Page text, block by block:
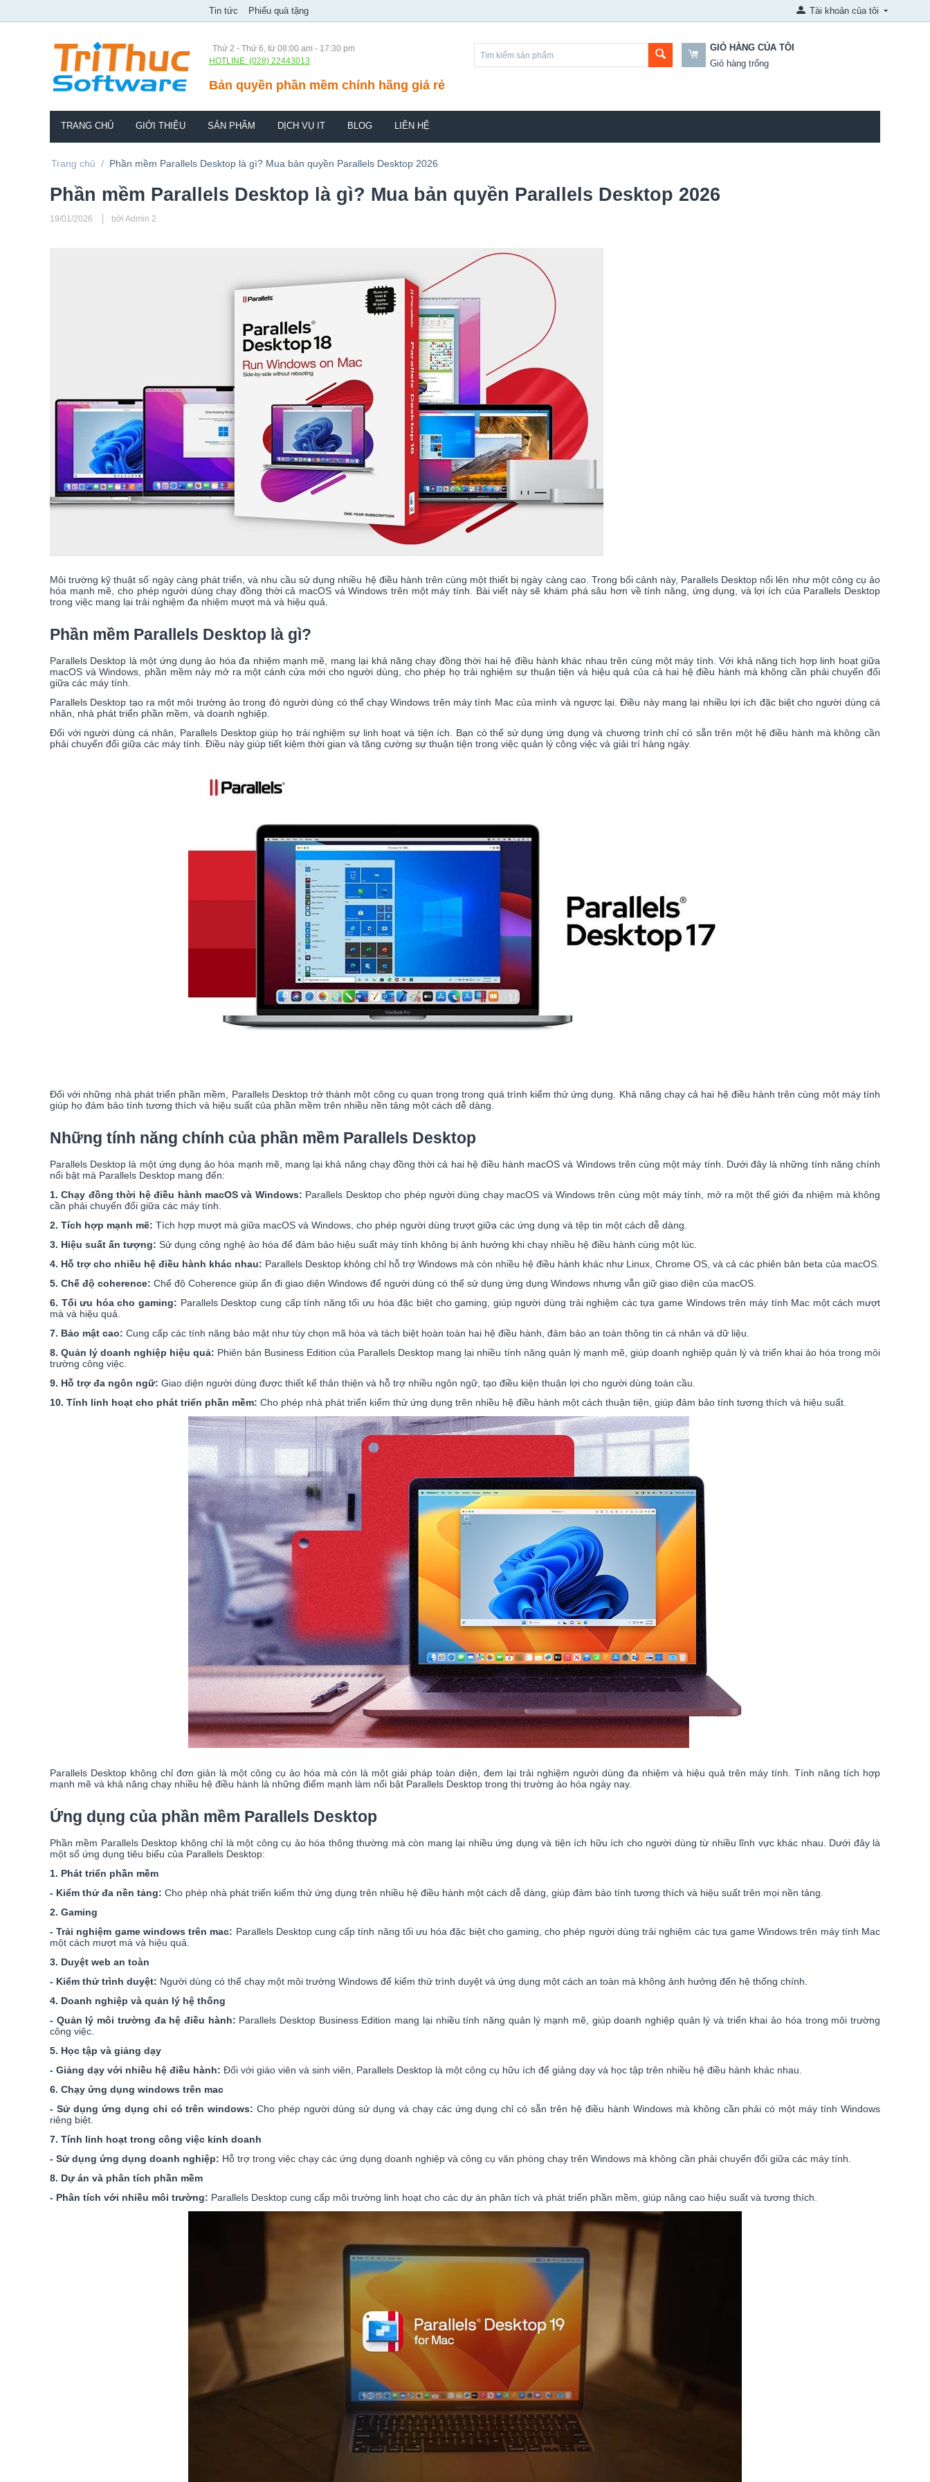
Tin tức Phiếu quà tặng Tài khoản của tôi
Thứ 2 - Thứ 6, từ 08:00 am - 17:30 pm
HOTLINE: (028) 22443013
Bản quyền phần mềm chính hãng giá rẻ
GIỎ HÀNG CỦA TÔI
Giỏ hàng trống
TRANG CHỦ GIỚI THIỆU SẢN PHẨM DỊCH VỤ IT BLOG LIÊN HỆ
Trang chủ / Phần mềm Parallels Desktop là gì? Mua bản quyền Parallels Desktop 2026
Phần mềm Parallels Desktop là gì? Mua bản quyền Parallels Desktop 2026
19/01/2026 bởi Admin 2
Môi trường kỹ thuật số ngày càng phát triển, và nhu cầu sử dụng nhiều hệ điều hành trên cùng một thiết bị ngày càng cao. Trong bối cảnh này, Parallels Desktop nổi lên như một công cụ ảo
hóa mạnh mẽ, cho phép người dùng chạy đồng thời cả macOS và Windows trên một máy tính. Bài viết này sẽ khám phá sâu hơn về tính năng, ứng dụng, và lợi ích của Parallels Desktop
trong việc mang lại trải nghiệm đa nhiệm mượt mà và hiệu quả.
Phần mềm Parallels Desktop là gì?
Parallels Desktop là một ứng dụng ảo hóa đa nhiệm mạnh mẽ, mang lại khả năng chạy đồng thời hai hệ điều hành khác nhau trên cùng một máy tính. Với khả năng tích hợp linh hoạt giữa
macOS và Windows, phần mềm này mở ra một cánh cửa mới cho người dùng, cho phép họ trải nghiệm sự thuận tiện và hiệu quả của cả hai hệ điều hành mà không cần phải chuyển đổi
giữa các máy tính.
Parallels Desktop tạo ra một môi trường ảo trong đó người dùng có thể chạy Windows trên máy tính Mac của mình và ngược lại. Điều này mang lại nhiều lợi ích đặc biệt cho người dùng cá
nhân, nhà phát triển phần mềm, và doanh nghiệp.
Đối với người dùng cá nhân, Parallels Desktop giúp họ trải nghiệm sự linh hoạt và tiện ích. Bạn có thể sử dụng ứng dụng và chương trình chỉ có sẵn trên một hệ điều hành mà không cần
phải chuyển đổi giữa các máy tính. Điều này giúp tiết kiệm thời gian và tăng cường sự thuận tiện trong việc quản lý công việc và giải trí hàng ngày.
Đối với những nhà phát triển phần mềm, Parallels Desktop trở thành một công cụ quan trọng trong quá trình kiểm thử ứng dụng. Khả năng chạy cả hai hệ điều hành trên cùng một máy tính
giúp họ đảm bảo tính tương thích và hiệu suất của phần mềm trên nhiều nền tảng một cách dễ dàng.
Những tính năng chính của phần mềm Parallels Desktop
Parallels Desktop là một ứng dụng ảo hóa mạnh mẽ, mang lại khả năng chạy đồng thời cả hai hệ điều hành macOS và Windows trên cùng một máy tính. Dưới đây là những tính năng chính
nổi bật mà Parallels Desktop mang đến:
1. Chạy đồng thời hệ điều hành macOS và Windows: Parallels Desktop cho phép người dùng chạy macOS và Windows trên cùng một máy tính, mở ra một thế giới đa nhiệm mà không
cần phải chuyển đổi giữa các máy tính.
2. Tích hợp mạnh mẽ: Tích hợp mượt mà giữa macOS và Windows, cho phép người dùng trượt giữa các ứng dụng và tệp tin một cách dễ dàng.
3. Hiệu suất ấn tượng: Sử dụng công nghệ ảo hóa để đảm bảo hiệu suất máy tính không bị ảnh hưởng khi chạy nhiều hệ điều hành cùng một lúc.
4. Hỗ trợ cho nhiều hệ điều hành khác nhau: Parallels Desktop không chỉ hỗ trợ Windows mà còn nhiều hệ điều hành khác như Linux, Chrome OS, và cả các phiên bản beta của macOS.
5. Chế độ coherence: Chế độ Coherence giúp ẩn đi giao diện Windows để người dùng có thể sử dụng ứng dụng Windows nhưng vẫn giữ giao diện của macOS.
6. Tối ưu hóa cho gaming: Parallels Desktop cung cấp tính năng tối ưu hóa đặc biệt cho gaming, giúp người dùng trải nghiệm các tựa game Windows trên máy tính Mac một cách mượt
mà và hiệu quả.
7. Bảo mật cao: Cung cấp các tính năng bảo mật như tùy chọn mã hóa và tách biệt hoàn toàn hai hệ điều hành, đảm bảo an toàn thông tin cá nhân và dữ liệu.
8. Quản lý doanh nghiệp hiệu quả: Phiên bản Business Edition của Parallels Desktop mang lại nhiều tính năng quản lý mạnh mẽ, giúp doanh nghiệp quản lý và triển khai ảo hóa trong môi
trường công việc.
9. Hỗ trợ đa ngôn ngữ: Giao diện người dùng được thiết kế thân thiện và hỗ trợ nhiều ngôn ngữ, tạo điều kiện thuận lợi cho người dùng toàn cầu.
10. Tính linh hoạt cho phát triển phần mềm: Cho phép nhà phát triển kiểm thử ứng dụng trên nhiều hệ điều hành một cách thuận tiện, giúp đảm bảo tính tương thích và hiệu suất.
Parallels Desktop không chỉ đơn giản là một công cụ ảo hóa mà còn là một giải pháp toàn diện, đem lại trải nghiệm người dùng đa nhiệm và hiệu quả trên máy tính. Tính năng tích hợp
mạnh mẽ và khả năng chạy nhiều hệ điều hành là những điểm mạnh làm nổi bật Parallels Desktop trong thị trường ảo hóa ngày nay.
Ứng dụng của phần mềm Parallels Desktop
Phần mềm Parallels Desktop không chỉ là một công cụ ảo hóa thông thường mà còn mang lại nhiều ứng dụng và tiện ích hữu ích cho người dùng từ nhiều lĩnh vực khác nhau. Dưới đây là
một số ứng dụng tiêu biểu của Parallels Desktop:
1. Phát triển phần mềm
- Kiểm thử đa nền tảng: Cho phép nhà phát triển kiểm thử ứng dụng trên nhiều hệ điều hành một cách dễ dàng, giúp đảm bảo tính tương thích và hiệu suất trên mọi nền tảng.
2. Gaming
- Trải nghiệm game windows trên mac: Parallels Desktop cung cấp tính năng tối ưu hóa đặc biệt cho gaming, cho phép người dùng trải nghiệm các tựa game Windows trên máy tính Mac
một cách mượt mà và hiệu quả.
3. Duyệt web an toàn
- Kiểm thử trình duyệt: Người dùng có thể chạy một môi trường Windows để kiểm thử trình duyệt và ứng dụng một cách an toàn mà không ảnh hưởng đến hệ thống chính.
4. Doanh nghiệp và quản lý hệ thống
- Quản lý môi trường đa hệ điều hành: Parallels Desktop Business Edition mang lại nhiều tính năng quản lý mạnh mẽ, giúp doanh nghiệp quản lý và triển khai ảo hóa trong môi trường
công việc.
5. Học tập và giảng dạy
- Giảng dạy với nhiều hệ điều hành: Đối với giáo viên và sinh viên, Parallels Desktop là một công cụ hữu ích để giảng dạy và học tập trên nhiều hệ điều hành khác nhau.
6. Chạy ứng dụng windows trên mac
- Sử dụng ứng dụng chỉ có trên windows:Cho phép người dùng sử dụng và chạy các ứng dụng chỉ có sẵn trên hệ điều hành Windows mà không cần phải có một máy tính Windows
riêng biệt.
7. Tính linh hoạt trong công việc kinh doanh
- Sử dụng ứng dụng doanh nghiệp: Hỗ trợ trong việc chạy các ứng dụng doanh nghiệp và công cụ văn phòng chạy trên Windows mà không cần phải chuyển đổi giữa các máy tính.
8. Dự án và phân tích phần mềm
- Phân tích với nhiều môi trường: Parallels Desktop cung cấp môi trường linh hoạt cho các dự án phân tích và phát triển phần mềm, giúp nâng cao hiệu suất và tương thích.